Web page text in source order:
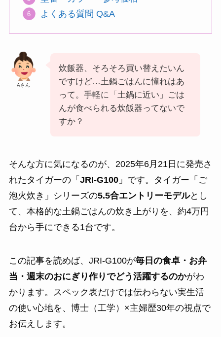
よくある質問 Q&A
Aさん
炊飯器、そろそろ買い替えたいん
ですけど…土鍋ごはんに憧れはあ
って。手軽に「土鍋に近い」ごは
んが食べられる炊飯器ってないで
すか？
そんな方に気になるのが、2025年6月21日に発売さ
れたタイガーの「 JRI-G100」です。タイガー「ご
泡火炊き」シリーズの5.5合エントリーモデルとし
て、本格的な土鍋ごはんの炊き上がりを、約4万円
台から手にできる1台です。
この記事を読めば、JRI-G100が毎日の食卓・お弁
当・週末のおにぎり作りでどう活躍するのかがわ
かります。スペック表だけでは伝わらない実生活
の使い心地を、博士（工学）×主婦歴30年の視点で
お伝えします。